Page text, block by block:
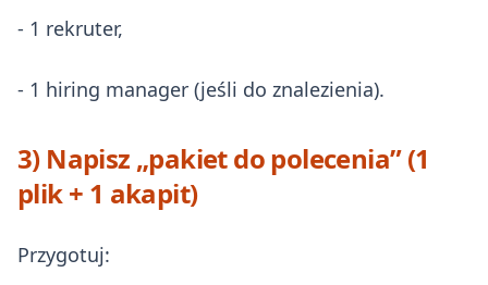
- 1 rekruter,
- 1 hiring manager (jeśli do znalezienia).
3) Napisz „pakiet do polecenia” (1
plik + 1 akapit)
Przygotuj: